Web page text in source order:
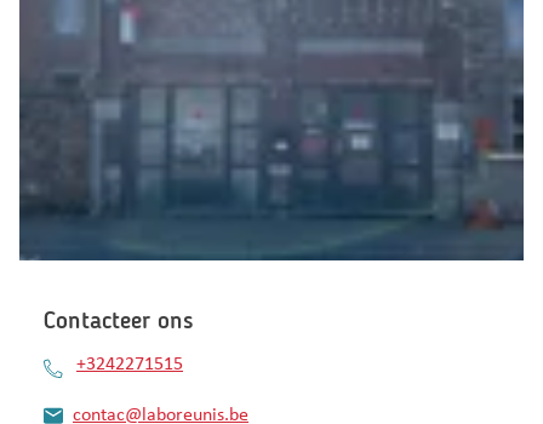
Contacteer ons
+3242271515
contac@laboreunis.be